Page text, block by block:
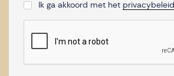
Consent*
Ik ga akkoord met het privacybeleid